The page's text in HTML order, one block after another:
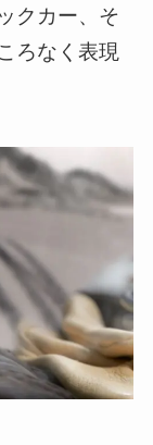
クカー、そ
ろなく表現